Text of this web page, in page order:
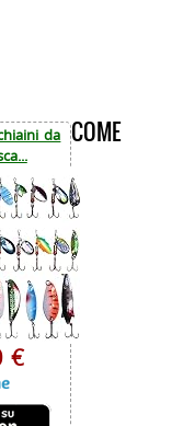
da
€
COME